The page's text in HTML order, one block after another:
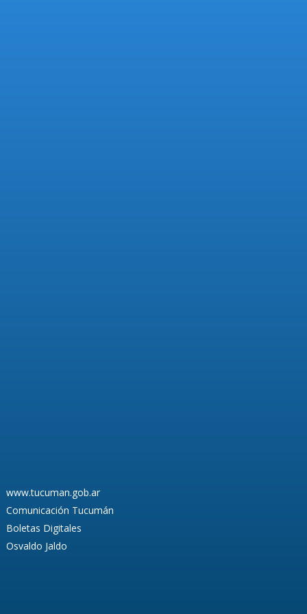
www.tucuman.gob.ar
Comunicación Tucumán
Boletas Digitales
Osvaldo Jaldo